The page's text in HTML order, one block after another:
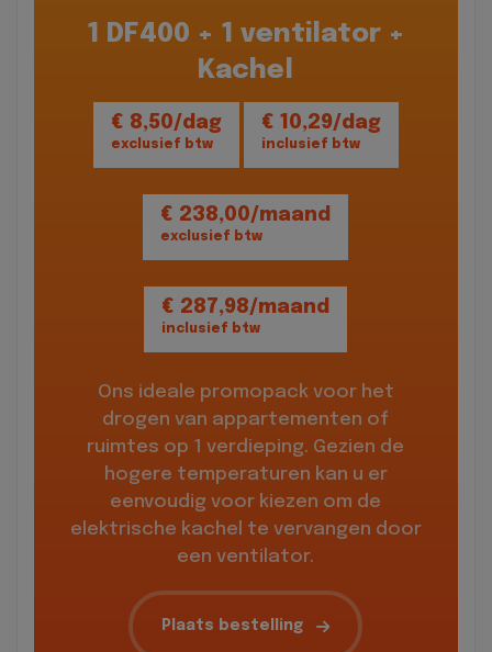
1 DF400 + 1 ventilator +
Kachel
€ 8,50/dag
exclusief btw
€ 10,29/dag
inclusief btw
€ 238,00/maand
exclusief btw
€ 287,98/maand
inclusief btw
Ons ideale promopack voor het
drogen van appartementen of
ruimtes op 1 verdieping. Gezien de
hogere temperaturen kan u er
eenvoudig voor kiezen om de
elektrische kachel te vervangen door
een ventilator.
Plaats bestelling